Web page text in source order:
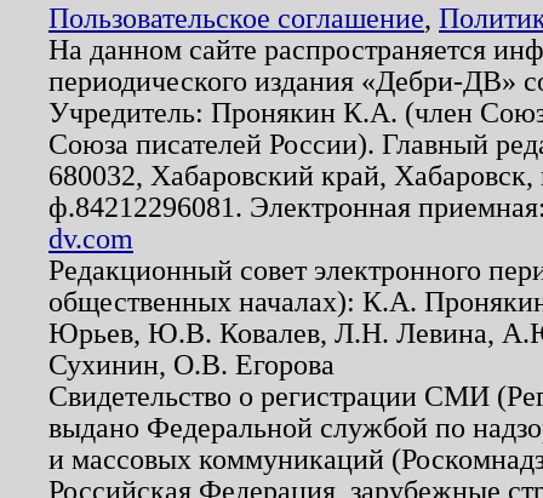
Пользовательское соглашение,
На данном сайте распространяется
периодического издания «Дебри-ДВ»
Учредитель: Пронякин К.А. (член
Союза писателей России). Главный
680032, Хабаровский край,
ф.84212296081. Электронная
dv.com
Редакционный совет электронного
общественных началах): К.А.
Юрьев, Ю.В. Ковалев, Л.Н. Левина,
Сухинин, О.В. Егорова
Свидетельство о регистрации СМИ
выдано Федеральной службой по
и массовых коммуникаций
Российская Федерация, зарубежные